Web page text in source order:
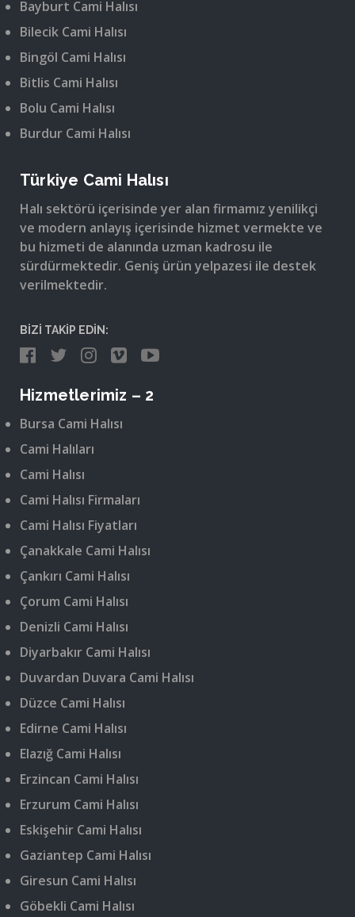
Bayburt Cami Halısı
Bilecik Cami Halısı
Bingöl Cami Halısı
Bitlis Cami Halısı
Bolu Cami Halısı
Burdur Cami Halısı
Türkiye Cami Halısı
Halı sektörü içerisinde yer alan firmamız yenilikçi
ve modern anlayış içerisinde hizmet vermekte ve
bu hizmeti de alanında uzman kadrosu ile
sürdürmektedir. Geniş ürün yelpazesi ile destek
verilmektedir.
BİZİ TAKİP EDİN:
Hizmetlerimiz – 2
Bursa Cami Halısı
Cami Halıları
Cami Halısı
Cami Halısı Firmaları
Cami Halısı Fiyatları
Çanakkale Cami Halısı
Çankırı Cami Halısı
Çorum Cami Halısı
Denizli Cami Halısı
Diyarbakır Cami Halısı
Duvardan Duvara Cami Halısı
Düzce Cami Halısı
Edirne Cami Halısı
Elazığ Cami Halısı
Erzincan Cami Halısı
Erzurum Cami Halısı
Eskişehir Cami Halısı
Gaziantep Cami Halısı
Giresun Cami Halısı
Göbekli Cami Halısı